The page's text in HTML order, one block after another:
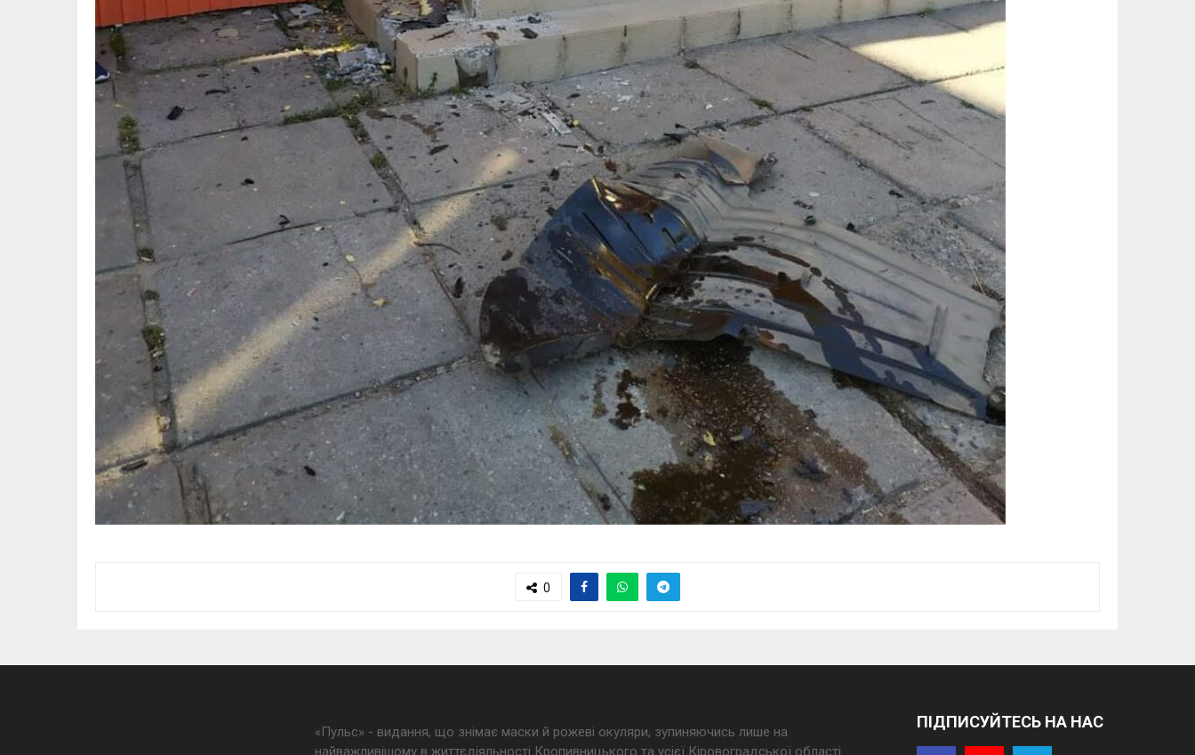
0
«Пульс» - видання, що знімає маски й рожеві окуляри, зупиняючись лише на
найважливішому в життєдіяльності Кропивницького та усієї Кіровоградської області.
ПІДПИСУЙТЕСЬ НА НАС